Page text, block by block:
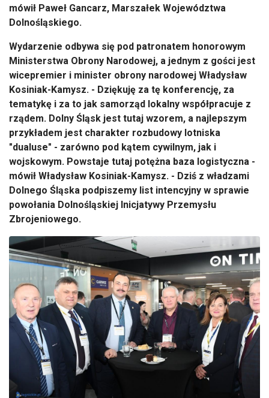
mówił Paweł Gancarz, Marszałek Województwa
Dolnośląskiego.
Wydarzenie odbywa się pod patronatem honorowym
Ministerstwa Obrony Narodowej, a jednym z gości jest
wicepremier i minister obrony narodowej Władysław
Kosiniak-Kamysz. - Dziękuję za tę konferencję, za
tematykę i za to jak samorząd lokalny współpracuje z
rządem. Dolny Śląsk jest tutaj wzorem, a najlepszym
przykładem jest charakter rozbudowy lotniska
"dualuse" - zarówno pod kątem cywilnym, jak i
wojskowym. Powstaje tutaj potężna baza logistyczna -
mówił Władysław Kosiniak-Kamysz. - Dziś z władzami
Dolnego Śląska podpiszemy list intencyjny w sprawie
powołania Dolnośląskiej Inicjatywy Przemysłu
Zbrojeniowego.